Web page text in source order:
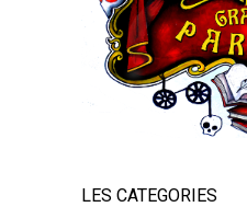
LES CATEGORIES